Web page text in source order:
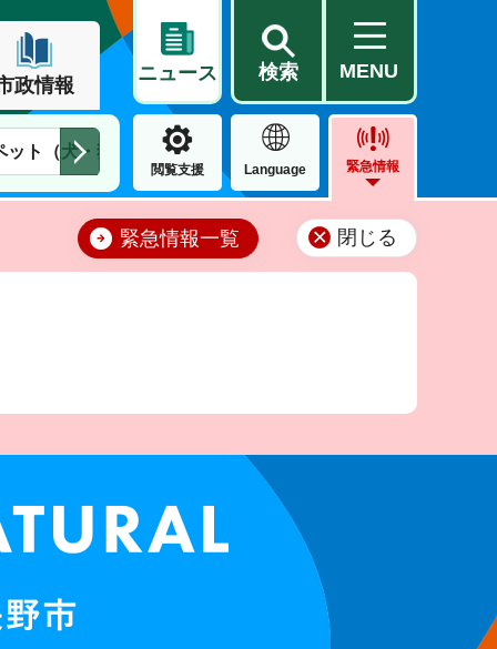
政情報
ニュース 検索 MENU
ット（犬・猫） 住民票・戸籍 公営住宅
閲覧支援 Language 緊急情報
緊急情報一覧 閉じる